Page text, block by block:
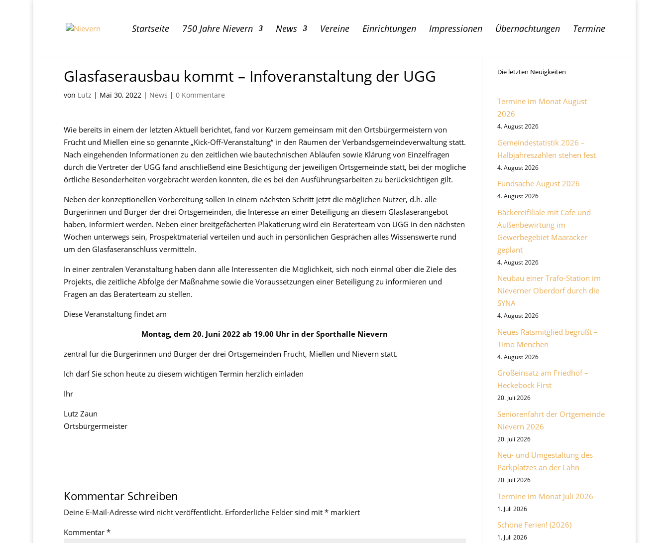
Startseite 750 Jahre Nievern News Vereine Einrichtungen Impressionen Übernachtungen Termine
Glasfaserausbau kommt – Infoveranstaltung der UGG
von Lutz | Mai 30, 2022| News | 0 Kommentare
Wie bereits in einem der letzten Aktuell berichtet, fand vor Kurzem gemeinsam mit den Ortsbürgermeistern von
Frücht und Miellen eine so genannte „Kick-Off-Veranstaltung“ in den Räumen der Verbandsgemeindeverwaltung statt.
Nach eingehenden Informationen zu den zeitlichen wie bautechnischen Abläufen sowie Klärung von Einzelfragen
durch die Vertreter der UGG fand anschließend eine Besichtigung der jeweiligen Ortsgemeinde statt, bei der mögliche
örtliche Besonderheiten vorgebracht werden konnten, die es bei den Ausführungsarbeiten zu berücksichtigen gilt.
Neben der konzeptionellen Vorbereitung sollen in einem nächsten Schritt jetzt die möglichen Nutzer, d.h. alle
Bürgerinnen und Bürger der drei Ortsgemeinden, die Interesse an einer Beteiligung an diesem Glasfaserangebot
haben, informiert werden. Neben einer breitgefächerten Plakatierung wird ein Beraterteam von UGG in den nächsten
Wochen unterwegs sein, Prospektmaterial verteilen und auch in persönlichen Gesprächen alles Wissenswerte rund
um den Glasfaseranschluss vermitteln.
In einer zentralen Veranstaltung haben dann alle Interessenten die Möglichkeit, sich noch einmal über die Ziele des
Projekts, die zeitliche Abfolge der Maßnahme sowie die Voraussetzungen einer Beteiligung zu informieren und
Fragen an das Beraterteam zu stellen.
Diese Veranstaltung findet am
Montag, dem 20. Juni 2022 ab 19.00 Uhr in der Sporthalle Nievern
zentral für die Bürgerinnen und Bürger der drei Ortsgemeinden Frücht, Miellen und Nievern statt.
Ich darf Sie schon heute zu diesem wichtigen Termin herzlich einladen
Ihr
Lutz Zaun
Ortsbürgermeister
Kommentar Schreiben
Deine E-Mail-Adresse wird nicht veröffentlicht. Erforderliche Felder sind mit *markiert
Kommentar *
Die letzten Neuigkeiten
Termine im Monat August
2026
4. August 2026
Gemeindestatistik 2026 –
Halbjahreszahlen stehen fest
4. August 2026
Fundsache August 2026
4. August 2026
Bäckereifiliale mit Cafe und
Außenbewirtung im
Gewerbegebiet Maaracker
geplant
4. August 2026
Neubau einer Trafo-Station im
Nieverner Oberdorf durch die
SYNA
4. August 2026
Neues Ratsmitglied begrüßt –
Timo Menchen
4. August 2026
Großeinsatz am Friedhof –
Heckebock First
20. Juli 2026
Seniorenfahrt der Ortgemeinde
Nievern 2026
20. Juli 2026
Neu- und Umgestaltung des
Parkplatzes an der Lahn
20. Juli 2026
Termine im Monat Juli 2026
1. Juli 2026
Schöne Ferien! (2026)
1. Juli 2026